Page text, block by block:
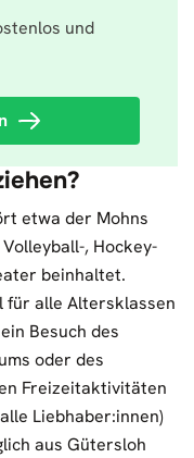
und
etwa der Mohns
, Hockey-
beinhaltet.
für alle Altersklassen
Besuch des
oder des
Freizeitaktivitäten
Liebhaber:innen)
aus Gütersloh